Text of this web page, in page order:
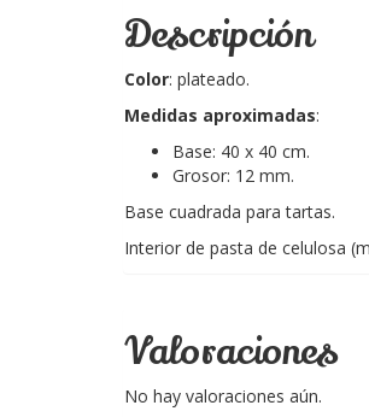
Descripción
Color: plateado.
Medidas aproximadas:
Base: 40 x 40 cm.
Grosor: 12 mm.
Base cuadrada para tartas.
Interior de pasta de celulosa
Valoraciones
No hay valoraciones aún.